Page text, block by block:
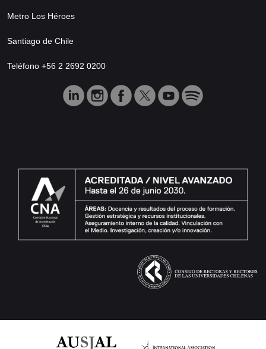
Metro Los Héroes
Santiago de Chile
Teléfono +56 2 2692 0200